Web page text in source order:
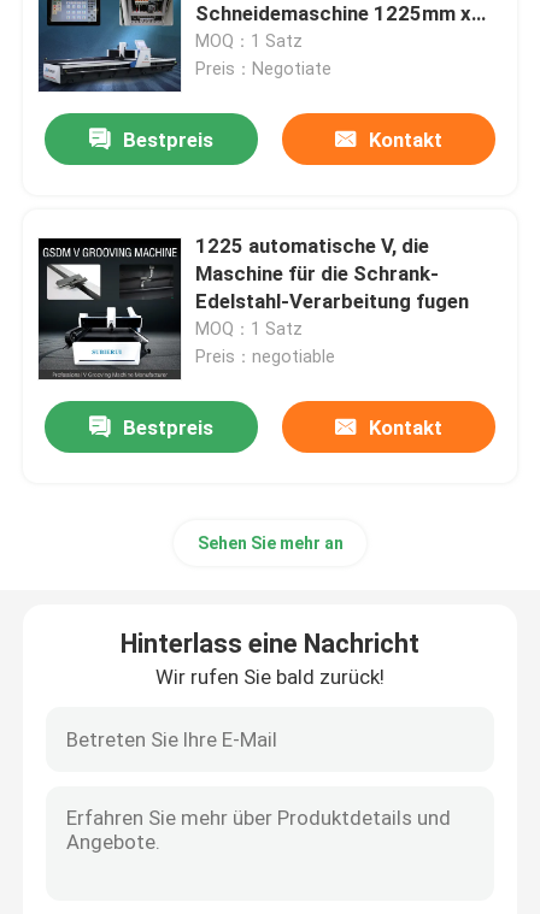
Haus
Produkte
Schneidemaschine 1225mm x
2440mm
MOQ：1 Satz
Preis：Negotiate
Bestpreis Kontakt
1225 automatische V, die
Maschine für die Schrank-
Edelstahl-Verarbeitung fugen
MOQ：1 Satz
Preis：negotiable
Bestpreis Kontakt
Sehen Sie mehr an
Hinterlass eine Nachricht
Wir rufen Sie bald zurück!